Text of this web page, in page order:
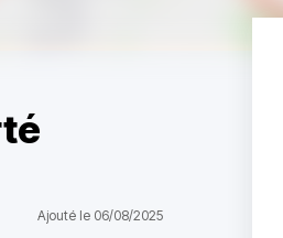
Ajouté le 06/08/2025